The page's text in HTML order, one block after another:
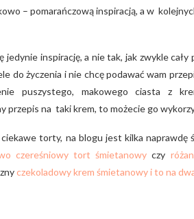
– pomarańczową inspiracją, a w
jedynie inspirację, a nie tak, jak zwykle
do życzenia i nie chcę podawać wam
puszystego, makowego ciasta z
przepis na taki krem, to możecie go
torty, na blogu jest kilka naprawdę
czereśniowy tort śmietanowy czy
czekoladowy krem śmietanowy i to na